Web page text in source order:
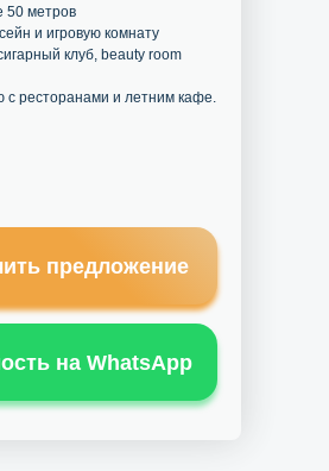
50 метров
и игровую комнату
клуб, beauty room
с ресторанами и летним кафе.
предложение
на WhatsApp